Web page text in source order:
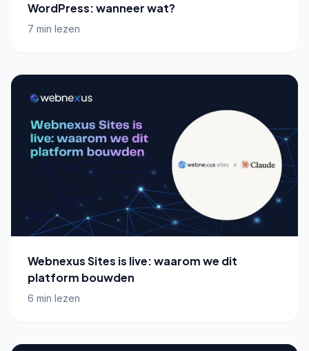
WordPress: wanneer wat?
7 min lezen
Webnexus Sites is live: waarom we dit
platform bouwden
6 min lezen